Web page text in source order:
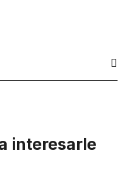
interesarle